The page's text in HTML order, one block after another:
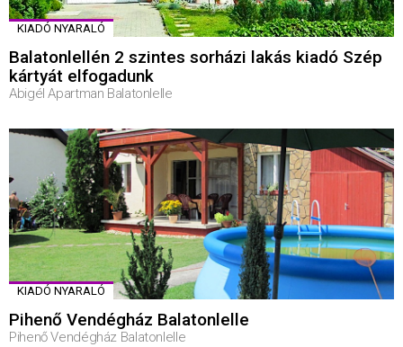
KIADÓ NYARALÓ
Balatonlellén 2 szintes sorházi lakás kiadó Szép
kártyát elfogadunk
Abigél Apartman Balatonlelle
KIADÓ NYARALÓ
Pihenő Vendégház Balatonlelle
Pihenő Vendégház Balatonlelle